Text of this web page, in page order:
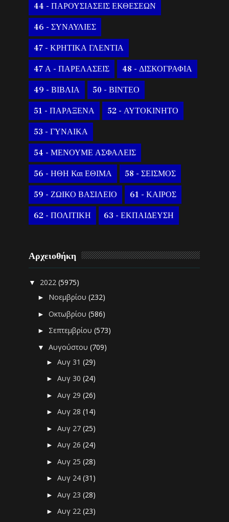
44 - ΠΑΡΟΥΣΙΑΣΕΙΣ ΕΚΘΕΣΕΩΝ
46 - ΣΥΝΑΥΛΙΕΣ
47 - ΚΡΗΤΙΚΑ ΓΛΕΝΤΙΑ
47 Α - ΠΑΡΕΛΑΣΕΙΣ 48 - ΔΙΣΚΟΓΡΑΦΙΑ
49 - ΒΙΒΛΙΑ 50 - ΒΙΝΤΕΟ
51 - ΠΑΡΑΞΕΝΑ 52 - ΑΥΤΟΚΙΝΗΤΟ
53 - ΓΥΝΑΙΚΑ
54 - ΜΕΝΟΥΜΕ ΑΣΦΑΛΕΙΣ
56 - ΗΘΗ Και ΕΘΙΜΑ 58 - ΣΕΙΣΜΟΣ
59 - ΖΩΙΚΟ ΒΑΣΙΛΕΙΟ 61 - ΚΑΙΡΟΣ
62 - ΠΟΛΙΤΙΚΗ 63 - ΕΚΠΑΙΔΕΥΣΗ
Αρχειοθήκη
▼ 2022(5975)
► Νοεμβρίου(232)
►Οκτωβρίου(586)
► Σεπτεμβρίου(573)
▼Αυγούστου(709)
►Αυγ 31(29)
►Αυγ 30(24)
►Αυγ 29(26)
►Αυγ 28(14)
►Αυγ 27(25)
►Αυγ 26(24)
►Αυγ 25(28)
►Αυγ 24(31)
►Αυγ 23(28)
►Αυγ 22(23)